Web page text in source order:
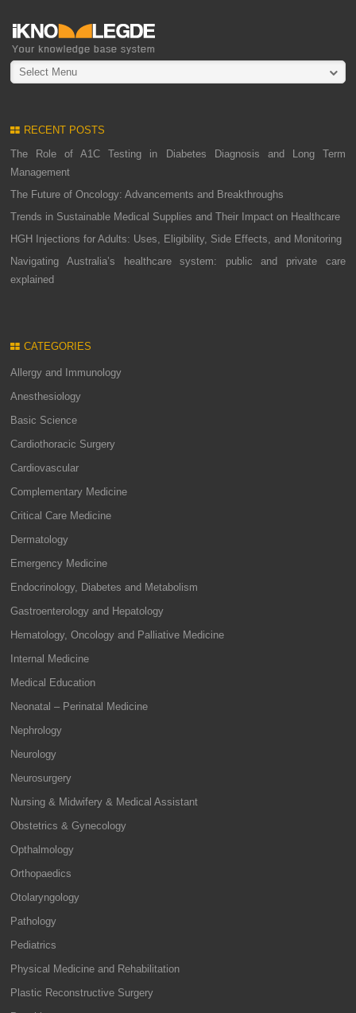
Select Menu
RECENT POSTS
The Role of A1C Testing in Diabetes Diagnosis and Long Term
Management
The Future of Oncology: Advancements and Breakthroughs
Trends in Sustainable Medical Supplies and Their Impact on Healthcare
HGH Injections for Adults: Uses, Eligibility, Side Effects, and Monitoring
Navigating Australia’s healthcare system: public and private care
explained
CATEGORIES
Allergy and Immunology
Anesthesiology
Basic Science
Cardiothoracic Surgery
Cardiovascular
Complementary Medicine
Critical Care Medicine
Dermatology
Emergency Medicine
Endocrinology, Diabetes and Metabolism
Gastroenterology and Hepatology
Hematology, Oncology and Palliative Medicine
Internal Medicine
Medical Education
Neonatal – Perinatal Medicine
Nephrology
Neurology
Neurosurgery
Nursing & Midwifery & Medical Assistant
Obstetrics & Gynecology
Opthalmology
Orthopaedics
Otolaryngology
Pathology
Pediatrics
Physical Medicine and Rehabilitation
Plastic Reconstructive Surgery